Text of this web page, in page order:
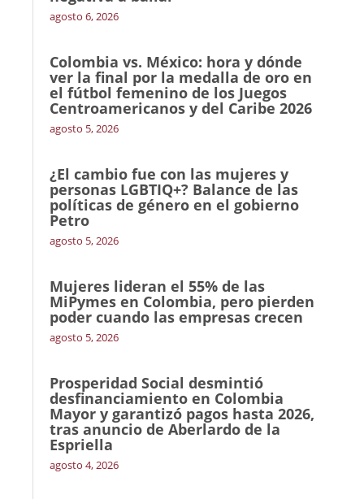
agosto 6, 2026
Colombia vs. México: hora y dónde
ver la final por la medalla de oro en
el fútbol femenino de los Juegos
Centroamericanos y del Caribe 2026
agosto 5, 2026
¿El cambio fue con las mujeres y
personas LGBTIQ+? Balance de las
políticas de género en el gobierno
Petro
agosto 5, 2026
Mujeres lideran el 55% de las
MiPymes en Colombia, pero pierden
poder cuando las empresas crecen
agosto 5, 2026
Prosperidad Social desmintió
desfinanciamiento en Colombia
Mayor y garantizó pagos hasta 2026,
tras anuncio de Aberlardo de la
Espriella
agosto 4, 2026